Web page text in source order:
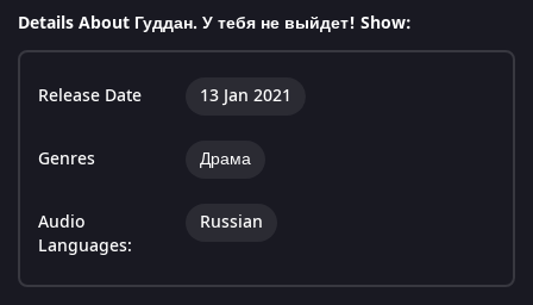
Details About Гуддан. У тебя не выйдет! Show:
Release Date 13 Jan 2021
Genres Драма
Audio
Languages:
Russian